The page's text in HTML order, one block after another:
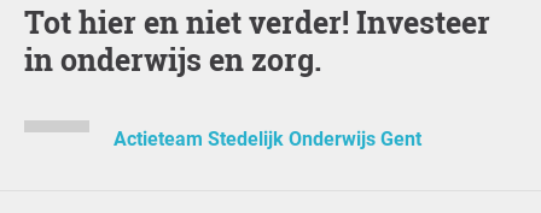
Tot hier en niet verder! Investeer
in onderwijs en zorg.
Actieteam Stedelijk Onderwijs Gent